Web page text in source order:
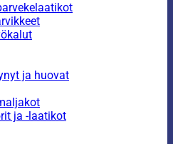
ja huovat
ja -laatikot